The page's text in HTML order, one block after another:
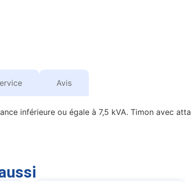
Avis
inférieure ou égale à 7,5 kVA. Timon avec